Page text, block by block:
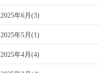
2025年6月(3)
2025年5月(1)
2025年4月(4)